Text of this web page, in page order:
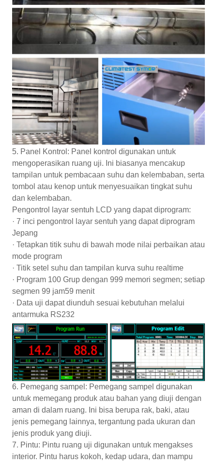
5. Panel Kontrol: Panel kontrol digunakan untuk
mengoperasikan ruang uji. Ini biasanya mencakup
tampilan untuk pembacaan suhu dan kelembaban, serta
tombol atau kenop untuk menyesuaikan tingkat suhu
dan kelembaban.
Pengontrol layar sentuh LCD yang dapat diprogram:
· 7 inci pengontrol layar sentuh yang dapat diprogram
Jepang
· Tetapkan titik suhu di bawah mode nilai perbaikan atau
mode program
· Titik setel suhu dan tampilan kurva suhu realtime
· Program 100 Grup dengan 999 memori segmen; setiap
segmen 99 jam59 menit
· Data uji dapat diunduh sesuai kebutuhan melalui
antarmuka RS232
6. Pemegang sampel: Pemegang sampel digunakan
untuk memegang produk atau bahan yang diuji dengan
aman di dalam ruang. Ini bisa berupa rak, baki, atau
jenis pemegang lainnya, tergantung pada ukuran dan
jenis produk yang diuji.
7. Pintu: Pintu ruang uji digunakan untuk mengakses
interior. Pintu harus kokoh, kedap udara, dan mampu